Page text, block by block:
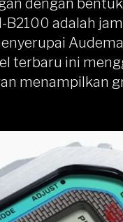
dengan
B2100 adalah
terbaru ini
menampilkan